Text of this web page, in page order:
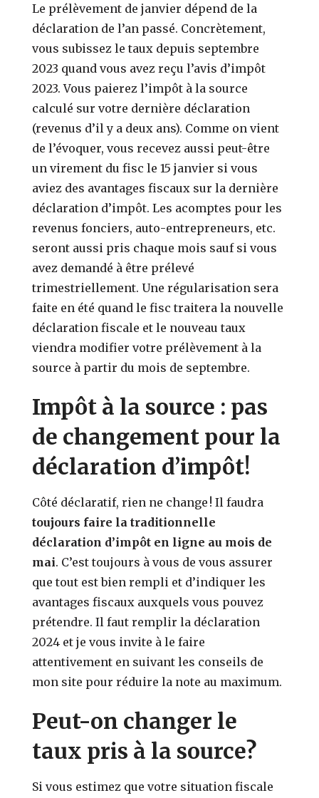
Le prélèvement de janvier dépend de la
déclaration de l’an passé. Concrètement,
vous subissez le taux depuis septembre
2023 quand vous avez reçu l’avis d’impôt
2023. Vous paierez l’impôt à la source
calculé sur votre dernière déclaration
(revenus d’il y a deux ans). Comme on vient
de l’évoquer, vous recevez aussi peut-être
un virement du fisc le 15 janvier si vous
aviez des avantages fiscaux sur la dernière
déclaration d’impôt. Les acomptes pour les
revenus fonciers, auto-entrepreneurs, etc.
seront aussi pris chaque mois sauf si vous
avez demandé à être prélevé
trimestriellement. Une régularisation sera
faite en été quand le fisc traitera la nouvelle
déclaration fiscale et le nouveau taux
viendra modifier votre prélèvement à la
source à partir du mois de septembre.
Impôt à la source : pas
de changement pour la
déclaration d’impôt!
Côté déclaratif, rien ne change ! Il faudra
toujours faire la traditionnelle
déclaration d’impôt en ligne au mois de
mai. C’est toujours à vous de vous assurer
que tout est bien rempli et d’indiquer les
avantages fiscaux auxquels vous pouvez
prétendre. Il faut remplir la déclaration
2024 et je vous invite à le faire
attentivement en suivant les conseils de
mon site pour réduire la note au maximum.
Peut-on changer le
taux pris à la source?
Si vous estimez que votre situation fiscale